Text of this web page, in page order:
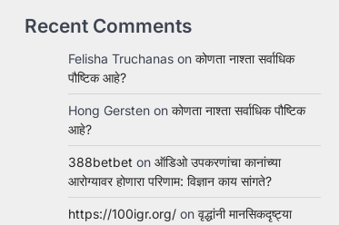
Recent Comments
Felisha Truchanas on कोणता नाश्ता सर्वाधिक
पौष्टिक आहे?
Hong Gersten on कोणता नाश्ता सर्वाधिक पौष्टिक
आहे?
388betbet on ऑडिओ उपकरणांचा कानांच्या
आरोग्यावर होणारा परिणाम: विज्ञान काय सांगते?
https://100igr.org/ on वृद्धांनी मानसिकदृष्ट्या